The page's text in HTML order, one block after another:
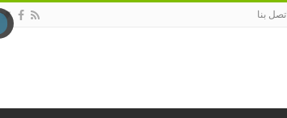
اتصل بنا